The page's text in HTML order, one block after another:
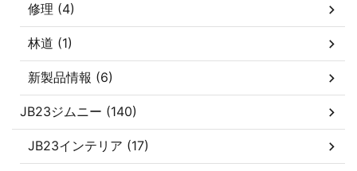
修理 (4)
林道 (1)
新製品情報 (6)
JB23ジムニー (140)
JB23インテリア (17)